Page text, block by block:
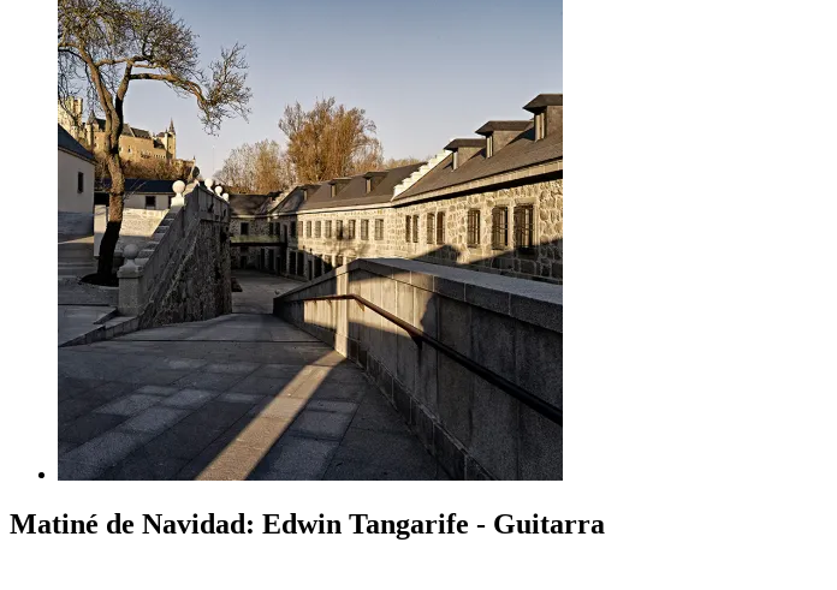
Matiné de Navidad: Edwin Tangarife - Guitarra